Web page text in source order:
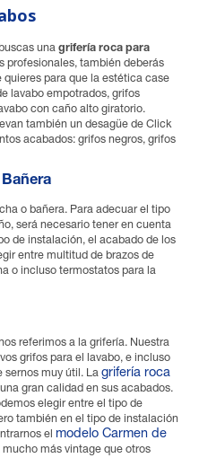
una grifería roca para
profesionales, también deberás
para que la estética case
lavabo empotrados, grifos
con caño alto giratorio.
también un desagüe de Click
acabados: grifos negros, grifos
o bañera. Para adecuar el tipo
será necesario tener en cuenta
de instalación, el acabado de los
entre multitud de brazos de
o incluso termostatos para la
referimos a la grifería. Nuestra
grifos para el lavabo, e incluso
sernos muy útil. La grifería roca
gran calidad en sus acabados.
elegir entre el tipo de
también en el tipo de instalación
el modelo Carmen de
mucho más vintage que otros